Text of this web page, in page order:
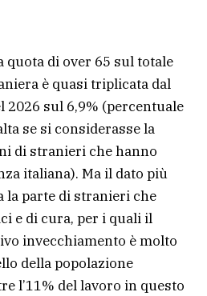
quota di over 65 sul totale
è quasi triplicata dal
2026 sul 6,9% (percentuale
se si considerasse la
di stranieri che hanno
italiana). Ma il dato più
la parte di stranieri che
e di cura, per i quali il
invecchiamento è molto
della popolazione
l’11% del lavoro in questo